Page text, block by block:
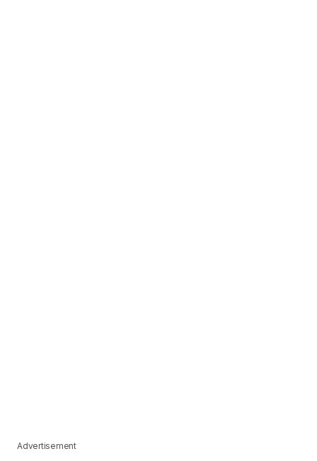
Advertisement